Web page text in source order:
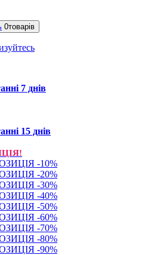
0товарів
7 днiв
15 днiв
-10%
-20%
-30%
-40%
-50%
-60%
-70%
-80%
-90%